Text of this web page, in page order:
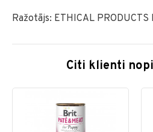
Ražotājs: ETHICAL PRODUCTS
Citi klienti